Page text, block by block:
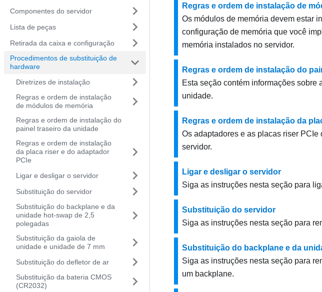
Componentes do servidor
Lista de peças
Retirada da caixa e configuração
Procedimentos de substituição de
hardware
Diretrizes de instalação
Regras e ordem de instalação
de módulos de memória
Regras e ordem de instalação do
painel traseiro da unidade
Regras e ordem de instalação
da placa riser e do adaptador
PCIe
Ligar e desligar o servidor
Substituição do servidor
Substituição do backplane e da
unidade hot-swap de 2,5
polegadas
Substituição da gaiola de
unidade e unidade de 7 mm
Substituição do defletor de ar
Substituição da bateria CMOS
(CR2032)
Regras e ordem de instalação de
Os módulos de memória devem estar
configuração de memória que você
memória instalados no servidor.
Regras e ordem de instalação do
Esta seção contém informações
unidade.
Regras e ordem de instalação da
Os adaptadores e as placas riser
servidor.
Ligar e desligar o servidor
Siga as instruções nesta seção para
Substituição do servidor
Siga as instruções nesta seção para
Substituição do backplane e da
Siga as instruções nesta seção para
um backplane.